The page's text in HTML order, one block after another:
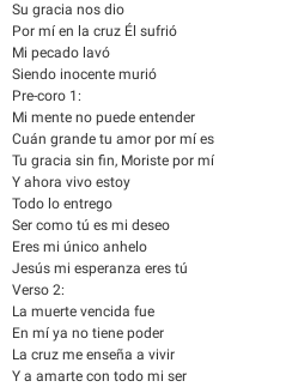
Su gracia nos dio
Por mí en la cruz Él sufrió
Mi pecado lavó
Siendo inocente murió
Pre-coro 1:
Mi mente no puede entender
Cuán grande tu amor por mí es
Tu gracia sin fin, Moriste por mí
Y ahora vivo estoy
Todo lo entrego
Ser como tú es mi deseo
Eres mi único anhelo
Jesús mi esperanza eres tú
Verso 2:
La muerte vencida fue
En mí ya no tiene poder
La cruz me enseña a vivir
Y a amarte con todo mi ser